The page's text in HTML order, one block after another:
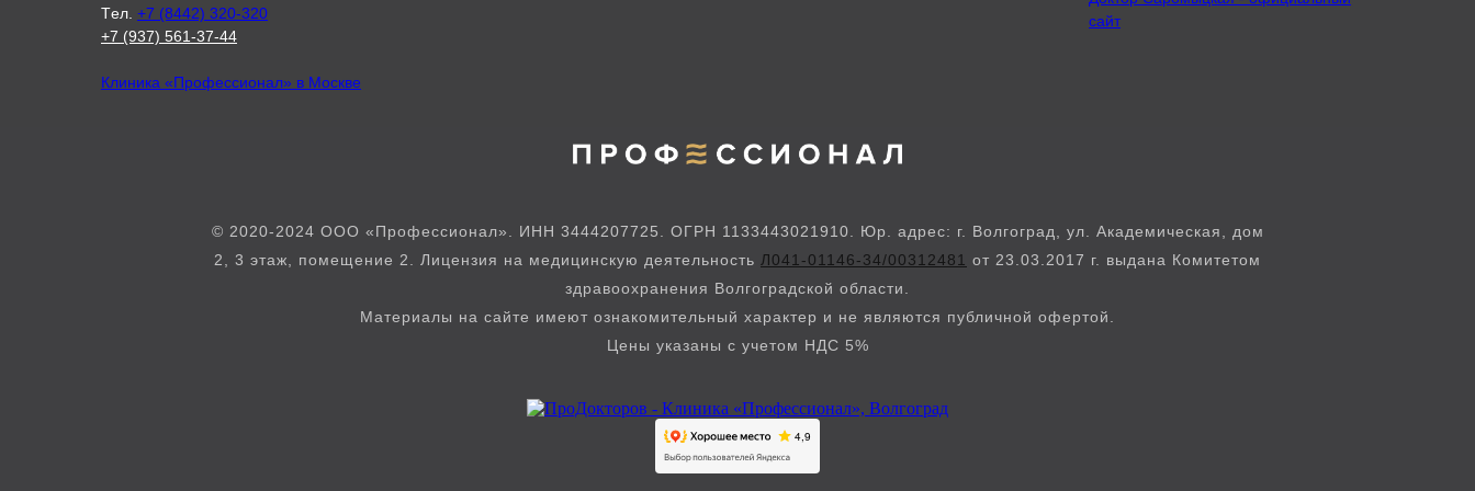
Tел. +7 (8442) 320-320
+7 (937) 561-37-44
Клиника «Профессионал» в Москве
сайт
© 2020-2024 ООО «Профессионал». ИНН 3444207725. ОГРН 1133443021910. Юр. адрес: г. Волгоград, ул. Академическая, дом
2, 3 этаж, помещение 2. Лицензия на медицинскую деятельность Л041-01146-34/00312481 от 23.03.2017 г. выдана Комитетом
здравоохранения Волгоградской области.
Материалы на сайте имеют ознакомительный характер и не являются публичной офертой.
Цены указаны с учетом НДС 5%